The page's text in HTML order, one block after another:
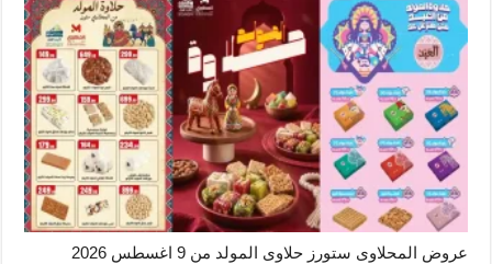
عروض المحلاوى ستورز حلاوى المولد من 9 اغسطس 2026